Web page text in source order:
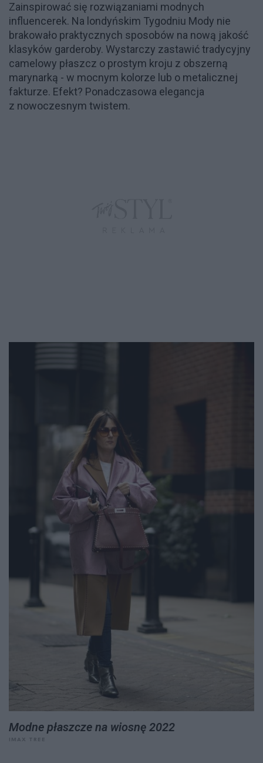
Zainspirować się rozwiązaniami modnych
influencerek. Na londyńskim Tygodniu Mody nie
brakowało praktycznych sposobów na nową jakość
klasyków garderoby. Wystarczy zastawić tradycyjny
camelowy płaszcz o prostym kroju z obszerną
marynarką - w mocnym kolorze lub o metalicznej
fakturze. Efekt? Ponadczasowa elegancja
z nowoczesnym twistem.
Modne płaszcze na wiosnę 2022